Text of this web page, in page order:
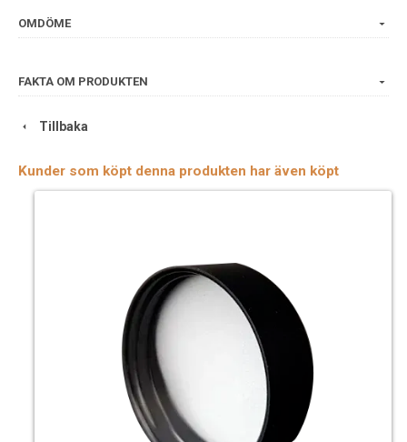
OMDÖME
FAKTA OM PRODUKTEN
Tillbaka
Kunder som köpt denna produkten har även köpt